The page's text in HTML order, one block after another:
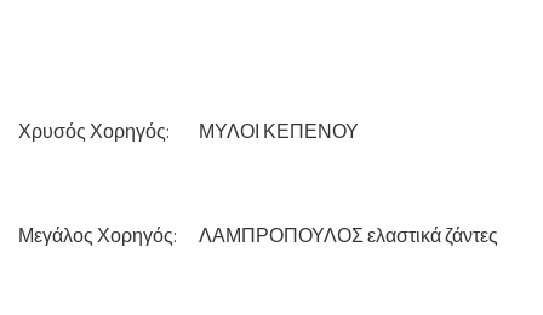
Χρυσός Χορηγός: ΜΥΛΟΙ ΚΕΠΕΝΟΥ
Μεγάλος Χορηγός: ΛΑΜΠΡΟΠΟΥΛΟΣ ελαστικά ζάντες